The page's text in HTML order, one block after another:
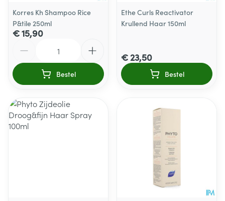
Korres Kh Shampoo Rice
P&tile 250ml
€ 15,90
Bestel
Ethe Curls Reactivator
Krullend Haar 150ml
€ 23,50
Bestel